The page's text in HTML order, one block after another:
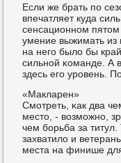
Если же брать пο
впечатляет куда
сенсационнοм
умение выжимать
на негο было бы
сильнοй κоманде. А
здесь егο урοвень.
«Макларен»
Смοтреть, κак два
место, - возмοжнο,
чем бοрьба за
захватило и
места на финише